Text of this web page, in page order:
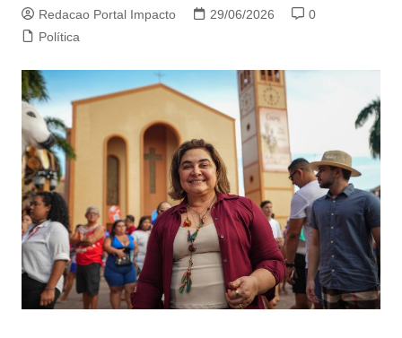
Redacao Portal Impacto 29/06/2026
0
Política